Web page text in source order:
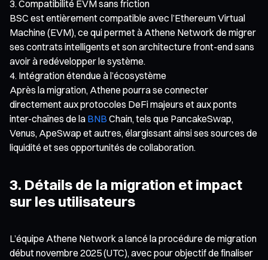
Compatibilité EVM sans friction
BSC est entièrement compatible avec l’Ethereum Virtual
Machine (EVM), ce qui permet à Athene Network de migrer
ses contrats intelligents et son architecture front-end sans
avoir à redévelopper le système.
Intégration étendue à l’écosystème
Après la migration, Athene pourra se connecter
directement aux protocoles DeFi majeurs et aux ponts
inter-chaînes de la BNB Chain, tels que PancakeSwap,
Venus, ApeSwap et autres, élargissant ainsi ses sources de
liquidité et ses opportunités de collaboration.
3. Détails de la migration et impact
sur les utilisateurs
L’équipe Athene Network a lancé la procédure de migration
début novembre 2025 (UTC), avec pour objectif de finaliser